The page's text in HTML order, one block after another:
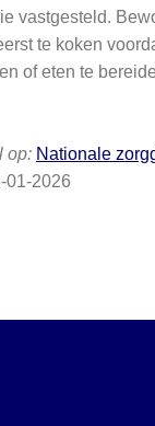
vastgesteld.
te koken
of eten te
op: Nationale
01-2026